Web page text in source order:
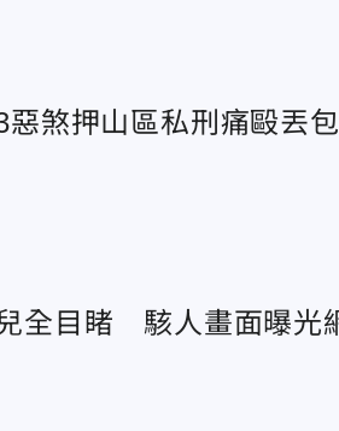
煞押山區私刑痛毆丟包
全目睹 駭人畫面曝光